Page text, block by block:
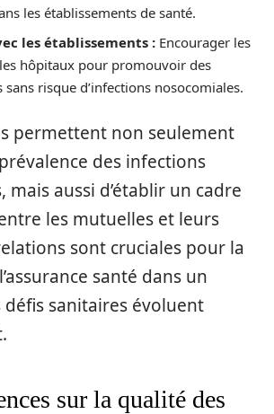
les établissements de santé.
les établissements : Encourager les
hôpitaux pour promouvoir des
risque d’infections nosocomiales.
permettent non seulement
des infections
mais aussi d’établir un cadre
les mutuelles et leurs
sont cruciales pour la
santé dans un
sanitaires évoluent
sur la qualité des